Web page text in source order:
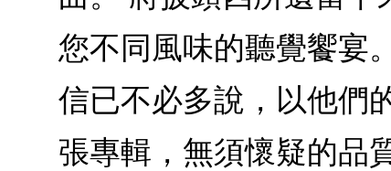
您不同風味的聽覺饗宴
信已不必多說，以他們
張專輯，無須懷疑的品